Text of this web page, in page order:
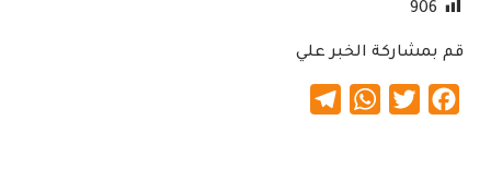
906
قم بمشاركة الخبر علي
Facebook
Twitter
WhatsApp